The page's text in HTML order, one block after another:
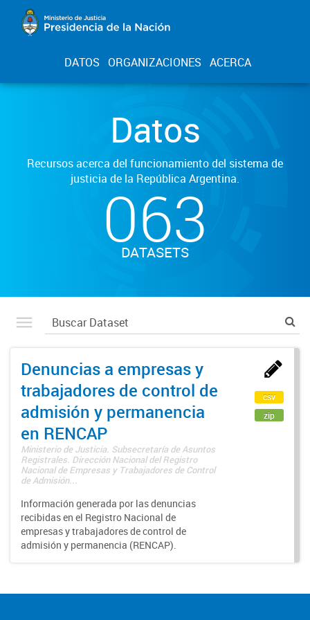
DATOS ORGANIZACIONES ACERCA
Datos
Recursos acerca del funcionamiento del sistema de
justicia de la República Argentina.
063
DATASETS
Denuncias a empresas y
trabajadores de control de
admisión y permanencia
en RENCAP
Ministerio de Justicia. Subsecretaría de Asuntos
Registrales. Dirección Nacional del Registro
Nacional de Empresas y Trabajadores de Control
de Admisión...
Información generada por las denuncias
recibidas en el Registro Nacional de
empresas y trabajadores de control de
admisión y permanencia (RENCAP).
csv
zip